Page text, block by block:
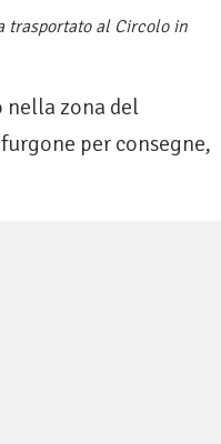
trasportato al Circolo in
nella zona del
per consegne,